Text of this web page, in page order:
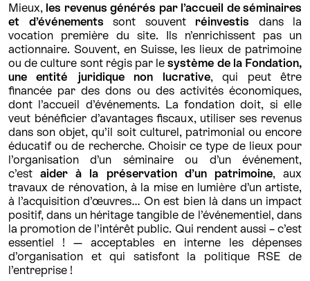
Mieux, les revenus générés par l’accueil de séminaires
et d’événements sont souvent réinvestis dans la
vocation première du site. Ils n’enrichissent pas un
actionnaire. Souvent, en Suisse, les lieux de patrimoine
ou de culture sont régis par lesystème de la Fondation,
une entité juridique non lucrative, qui peut être
financée par des dons ou des activités économiques,
dont l’accueil d’événements. La fondation doit, si elle
veut bénéficier d’avantages fiscaux, utiliser ses revenus
dans son objet, qu’il soit culturel, patrimonial ou encore
éducatif ou de recherche. Choisir ce type de lieux pour
l’organisation d’un séminaire ou d’un événement,
c’estaider à la préservation d’un patrimoine, aux
travaux de rénovation, à la mise en lumière d’un artiste,
à l’acquisition d’œuvres… On est bien là dans un impact
positif, dans un héritage tangible de l’événementiel, dans
la promotion de l’intérêt public. Qui rendent aussi – c’est
essentiel ! — acceptables en interne les dépenses
d’organisation et qui satisfont la politique RSE de
l’entreprise !